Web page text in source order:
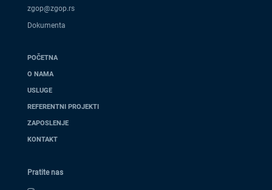
zgop@zgop.rs
Dokumenta
POČETNA
O NAMA
USLUGE
REFERENTNI PROJEKTI
ZAPOSLENJE
KONTAKT
Pratite nas